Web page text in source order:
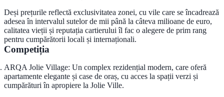
Deși prețurile reflectă exclusivitatea zonei, cu vile care se încadrează
adesea în intervalul sutelor de mii până la câteva milioane de euro,
calitatea vieții și reputația cartierului îl fac o alegere de prim rang
pentru cumpărătorii locali și internaționali.
Competiția
ARQA Jolie Village: Un complex rezidențial modern, care oferă
apartamente elegante și case de oraș, cu acces la spații verzi și
cumpărături în apropiere la Jolie Ville.